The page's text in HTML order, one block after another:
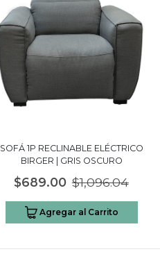
SOFÁ 1P RECLINABLE ELÉCTRICO
BIRGER | GRIS OSCURO
$689.00 $1,096.04
Agregar al Carrito